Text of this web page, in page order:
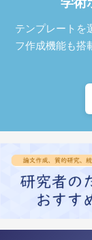
テンプレートを
フ作成機能も搭